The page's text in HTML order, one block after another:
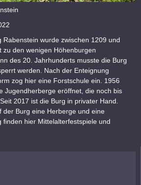
Rabenstein wurde zwischen 1209 und
zu den wenigen Höhenburgen
des 20. Jahrhunderts musste die Burg
werden. Nach der Enteignung
zog hier eine Forstschule ein. 1956
Jugendherberge eröffnet, die noch bis
2017 ist die Burg in privater Hand.
der Burg eine Herberge und eine
finden hier Mittelalterfestspiele und